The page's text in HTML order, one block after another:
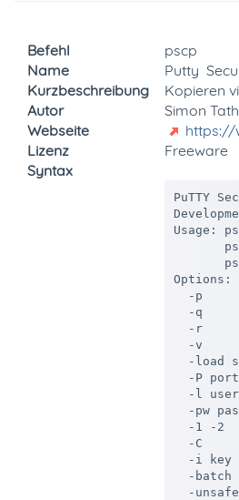
Befehl
pscp
Name
Putty 
Kurzbeschreibung
Kopieren
Autor
Simon
Webseite
https://
Lizenz
Freeware
Syntax
PuTTY
Usage:
Options:
-p
-q
-r
-v
-load
-P
-l
-pw
-1 -2
-C
-i key
-batch
-